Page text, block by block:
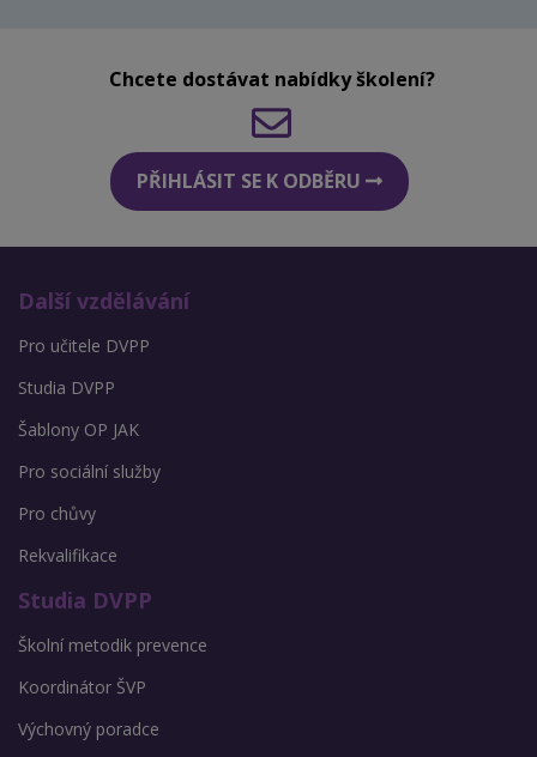
Chcete dostávat nabídky školení?
PŘIHLÁSIT SE K ODBĚRU
Další vzdělávání
Pro učitele DVPP
Studia DVPP
Šablony OP JAK
Pro sociální služby
Pro chůvy
Rekvalifikace
Studia DVPP
Školní metodik prevence
Koordinátor ŠVP
Výchovný poradce